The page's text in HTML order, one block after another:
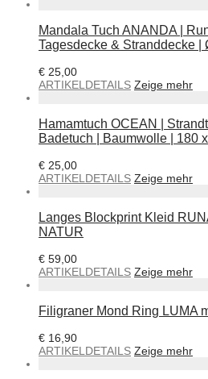
Mandala Tuch ANANDA |
Tagesdecke & Stranddecke |
€ 25,00
ARTIKELDETAILS Zeige mehr
Hamamtuch OCEAN |
Badetuch | Baumwolle | 180
€ 25,00
ARTIKELDETAILS Zeige mehr
Langes Blockprint Kleid
NATUR
€ 59,00
ARTIKELDETAILS Zeige mehr
Filigraner Mond Ring LUMA
€ 16,90
ARTIKELDETAILS Zeige mehr